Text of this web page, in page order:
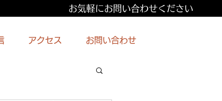
お気軽にお問い合わせください
アクセス お問い合わせ